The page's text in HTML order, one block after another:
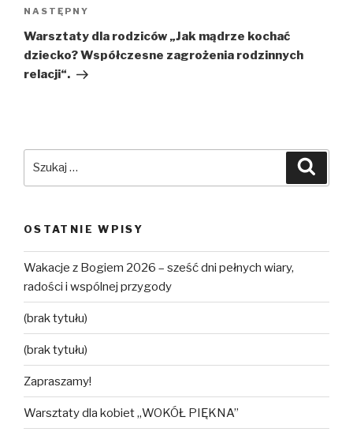
Następny
wpis
NASTĘPNY
Warsztaty dla rodziców „Jak mądrze kochać
dziecko? Współczesne zagrożenia rodzinnych
relacji“.
OSTATNIE WPISY
Wakacje z Bogiem 2026 – sześć dni pełnych wiary,
radości i wspólnej przygody
(brak tytułu)
(brak tytułu)
Zapraszamy!
Warsztaty dla kobiet „WOKÓŁ PIĘKNA”